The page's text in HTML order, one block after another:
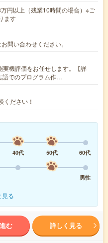
円以上（残業10時間の場合）※ご
ます
問い合わせください。
機評価をお任せします。【詳
語でのプログラム作…
ください！
40代 50代
60代
男性
見る
む 詳しく見る